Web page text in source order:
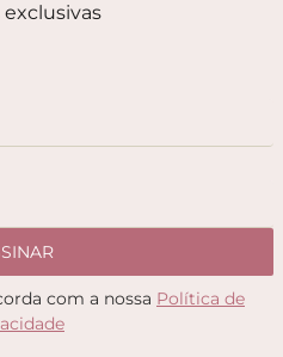
com a nossa Política de